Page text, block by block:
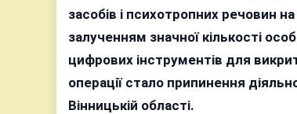
засобів і психотропних речовин
залученням значної кількості
цифрових інструментів для
операції стало припинення
Вінницькій області.